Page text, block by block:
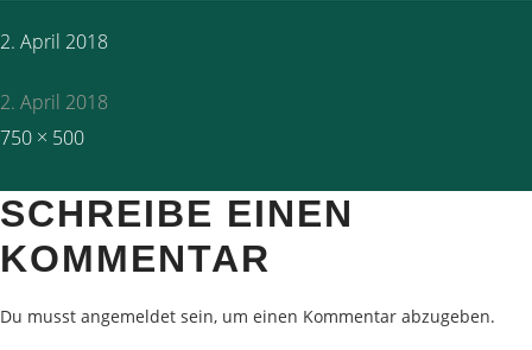
Posted
2. April 2018
2. April 2018
Full
750 × 500
SCHREIBE EINEN
KOMMENTAR
Du musst angemeldet sein, um einen Kommentar abzugeben.